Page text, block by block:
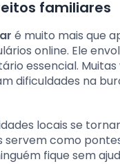
familiares
é muito mais que
online. Ele
essencial. Muitas
dificuldades na
locais se
servem como
fique sem